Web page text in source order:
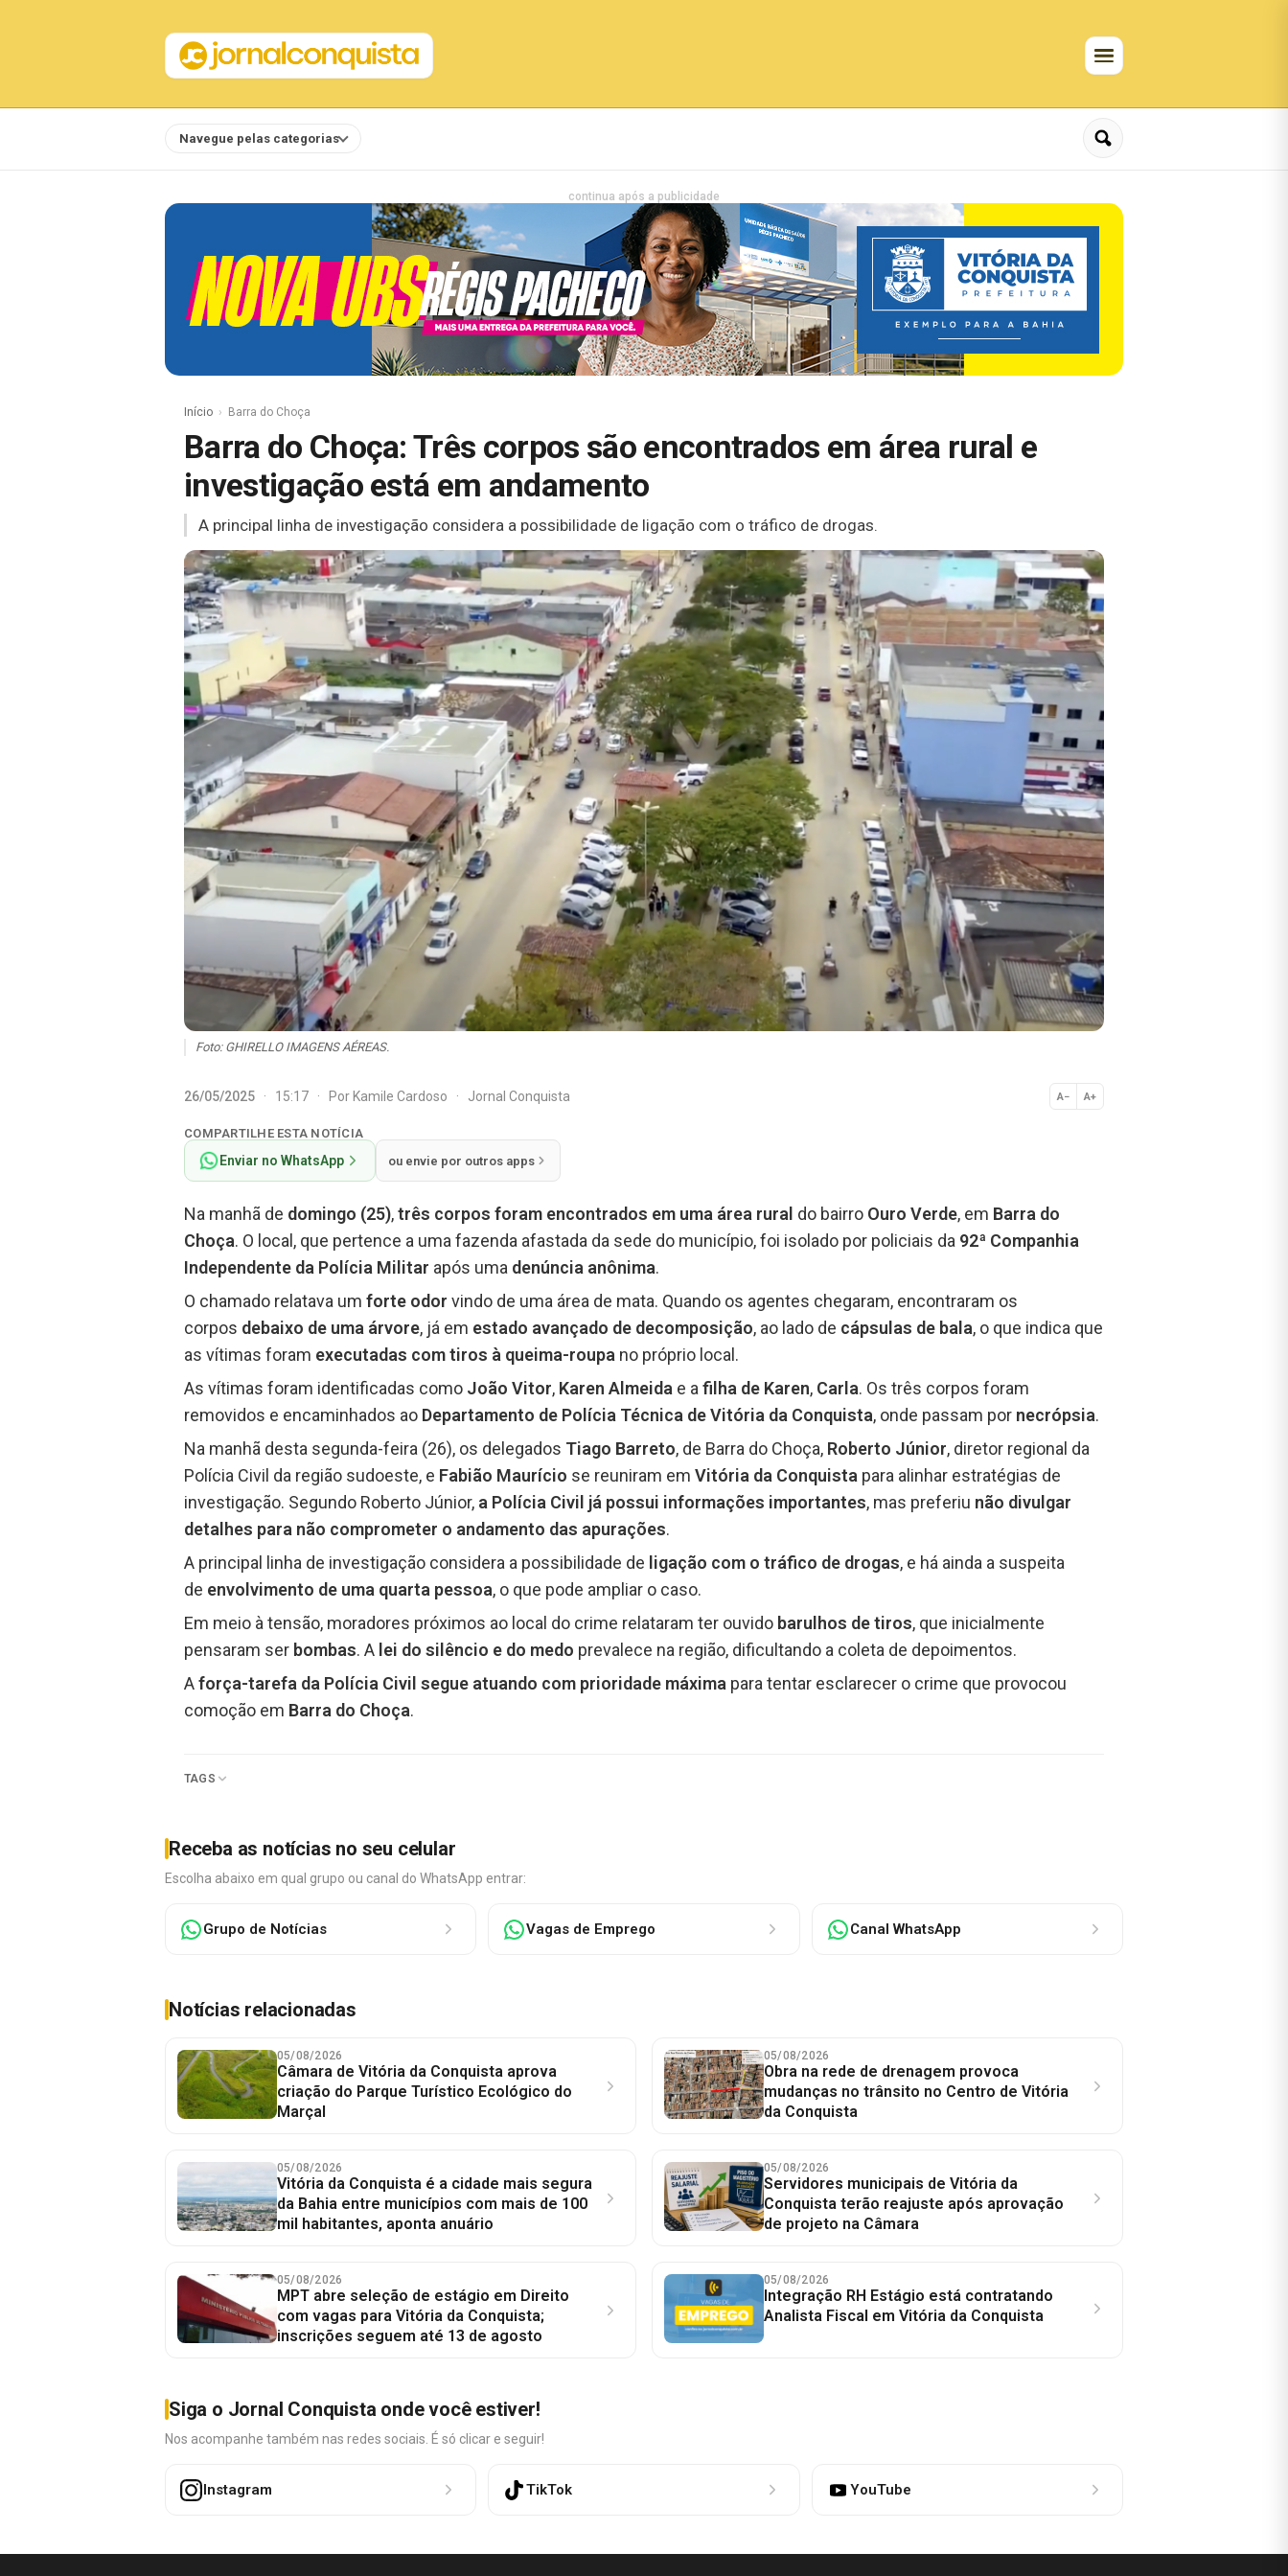
Navegue pelas categorias
continua após a publicidade
Início Barra do Choça
Barra do Choça: Três corpos são encontrados em área rural e
investigação está em andamento
A principal linha de investigação considera a possibilidade de ligação com o tráfico de drogas.
Foto: GHIRELLO IMAGENS AÉREAS.
26/05/2025 · 15:17 · Por Kamile Cardoso · Jornal Conquista A− A+
Normal
COMPARTILHE ESTA NOTÍCIA
Enviar no WhatsApp ou envie por outros apps
Na manhã de domingo (25),três corpos foram encontrados em uma área rural do bairro Ouro Verde, em Barra do
Choça. O local, que pertence a uma fazenda afastada da sede do município, foi isolado por policiais da 92ª Companhia
Independente da Polícia Militar após uma denúncia anônima.
O chamado relatava um forte odor vindo de uma área de mata. Quando os agentes chegaram, encontraram os
corpos debaixo de uma árvore, já em estado avançado de decomposição, ao lado de cápsulas de bala, o que indica que
as vítimas foram executadas com tiros à queima-roupa no próprio local.
As vítimas foram identificadas como João Vitor, Karen Almeida e afilha de Karen, Carla. Os três corpos foram
removidos e encaminhados ao Departamento de Polícia Técnica de Vitória da Conquista, onde passam por necrópsia.
Na manhã desta segunda-feira (26), os delegados Tiago Barreto, de Barra do Choça, Roberto Júnior, diretor regional da
Polícia Civil da região sudoeste, e Fabião Maurício se reuniram em Vitória da Conquista para alinhar estratégias de
investigação. Segundo Roberto Júnior, a Polícia Civil já possui informações importantes, mas preferiu não divulgar
detalhes para não comprometer o andamento das apurações.
A principal linha de investigação considera a possibilidade de ligação com o tráfico de drogas, e há ainda a suspeita
de envolvimento de uma quarta pessoa, o que pode ampliar o caso.
Em meio à tensão, moradores próximos ao local do crime relataram ter ouvido barulhos de tiros, que inicialmente
pensaram ser bombas. A lei do silêncio e do medo prevalece na região, dificultando a coleta de depoimentos.
Aforça-tarefa da Polícia Civil segue atuando com prioridade máxima para tentar esclarecer o crime que provocou
comoção em Barra do Choça.
TAGS
Receba as notícias no seu celular
Escolha abaixo em qual grupo ou canal do WhatsApp entrar:
Grupo de Notícias Vagas de Emprego Canal WhatsApp
Notícias relacionadas
05/08/2026
Câmara de Vitória da Conquista aprova
criação do Parque Turístico Ecológico do
Marçal
05/08/2026
Obra na rede de drenagem provoca
mudanças no trânsito no Centro de Vitória
da Conquista
05/08/2026
Vitória da Conquista é a cidade mais segura
da Bahia entre municípios com mais de 100
mil habitantes, aponta anuário
05/08/2026
Servidores municipais de Vitória da
Conquista terão reajuste após aprovação
de projeto na Câmara
05/08/2026
MPT abre seleção de estágio em Direito
com vagas para Vitória da Conquista;
inscrições seguem até 13 de agosto
05/08/2026
Integração RH Estágio está contratando
Analista Fiscal em Vitória da Conquista
Siga o Jornal Conquista onde você estiver!
Nos acompanhe também nas redes sociais. É só clicar e seguir!
Instagram TikTok YouTube